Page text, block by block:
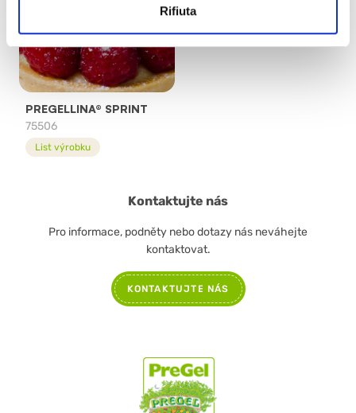
Rifiuta
PREGELLINA® SPRINT
75506
List výrobku
Kontaktujte nás
Pro informace, podněty nebo dotazy nás neváhejte
kontaktovat.
KONTAKTUJTE NÁS